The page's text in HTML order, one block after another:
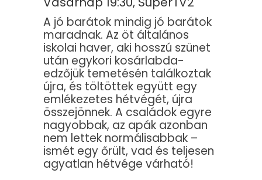
A jó barátok mindig jó barátok
maradnak. Az öt általános
iskolai haver, aki hosszú szünet
után egykori kosárlabda-
edzőjük temetésén találkoztak
újra, és töltöttek együtt egy
emlékezetes hétvégét, újra
összejönnek. A családok egyre
nagyobbak, az apák azonban
nem lettek normálisabbak –
ismét egy őrült, vad és teljesen
agyatlan hétvége várható!